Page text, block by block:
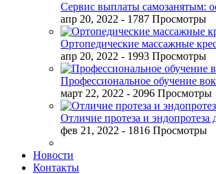
Сервис выплаты самозанятым:
апр 20, 2022 - 1787 Просмотры
Ортопедические массажные
апр 20, 2022 - 1993 Просмотры
Профессиональное обучение
март 22, 2022 - 2096 Просмотры
Отличие протеза и эндопротеза
фев 21, 2022 - 1816 Просмотры
Новости
Контакты